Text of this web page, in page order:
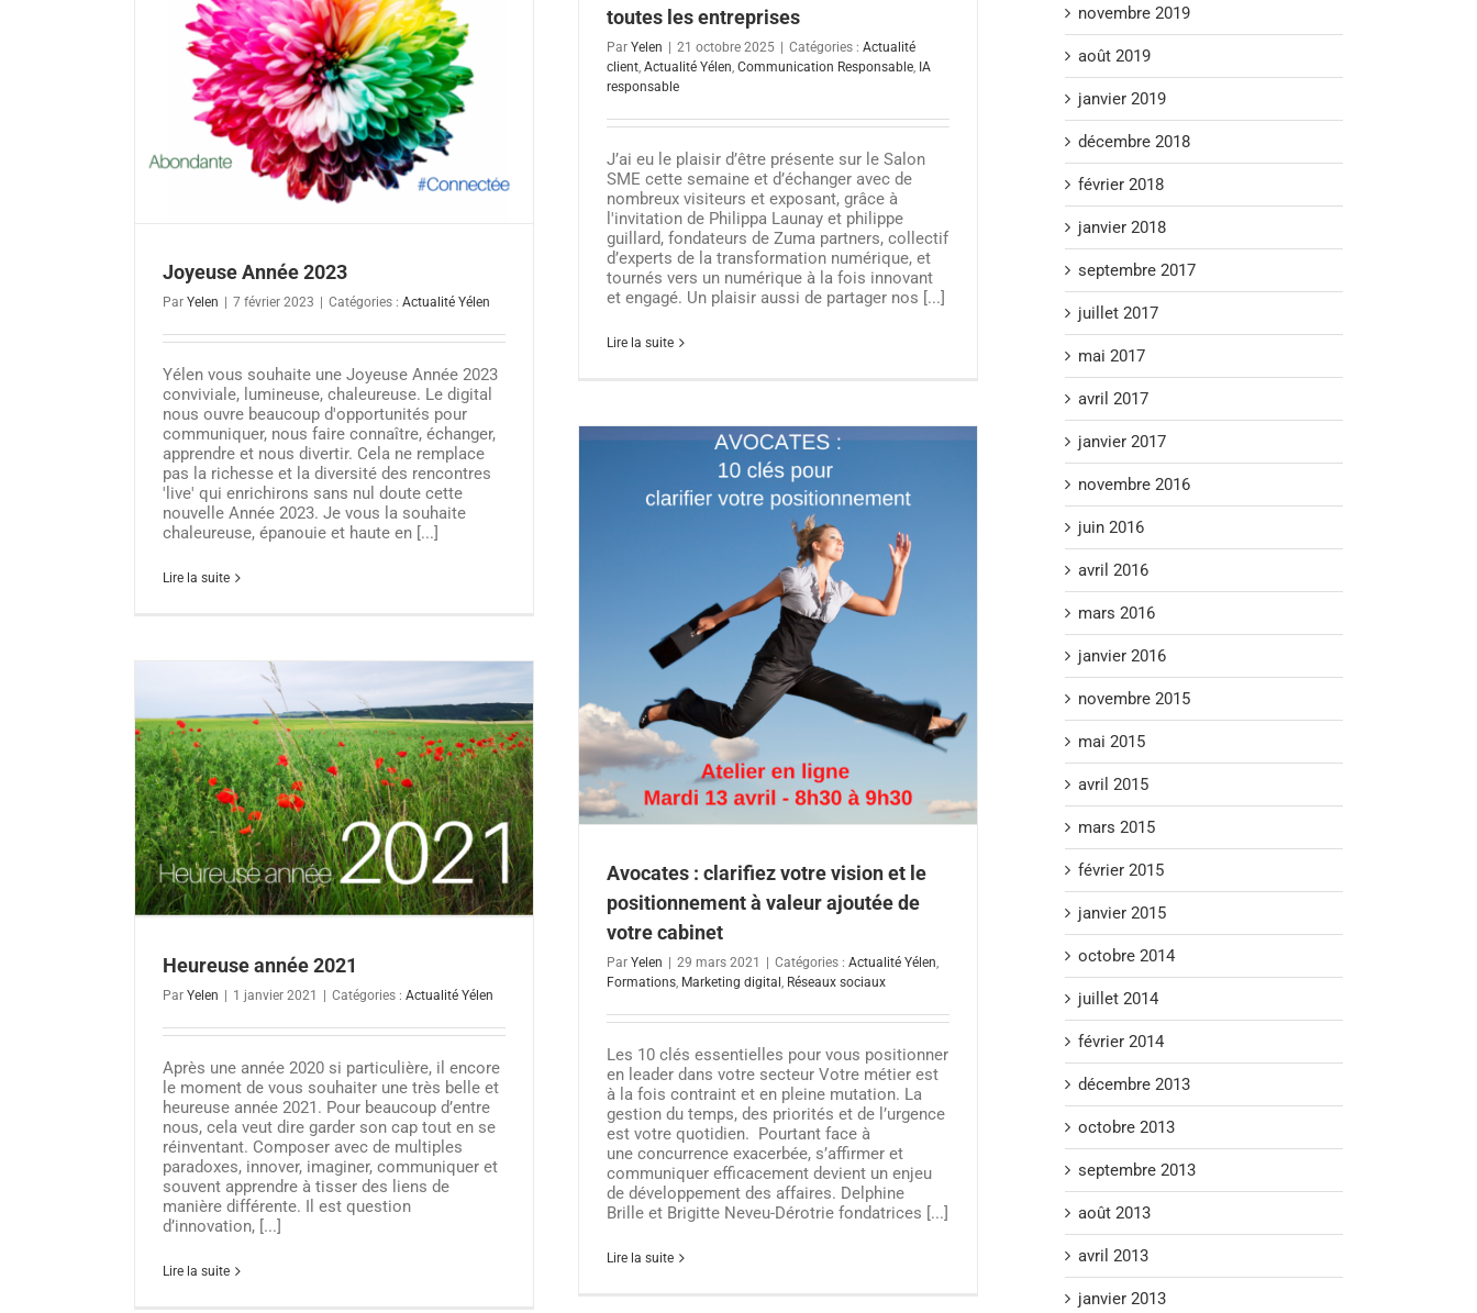
toutes les entreprises
Par Yelen | 21 octobre 2025 | Catégories : Actualité
client Actualité Yélen Communication Responsable IA
responsable
J’ai eu le plaisir d’être présente sur le Salon
SME cette semaine et d’échanger avec de
nombreux visiteurs et exposant, grâce à
l'invitation de Philippa Launay et philippe
guillard, fondateurs de Zuma partners, collectif
d’experts de la transformation numérique, et
tournés vers un numérique à la fois innovant
et engagé. Un plaisir aussi de partager nos [...]
Lire la suite
Joyeuse Année 2023
Par Yelen | 7 février 2023 | Catégories : Actualité Yélen
Yélen vous souhaite une Joyeuse Année 2023
conviviale, lumineuse, chaleureuse. Le digital
nous ouvre beaucoup d'opportunités pour
communiquer, nous faire connaître, échanger,
apprendre et nous divertir. Cela ne remplace
pas la richesse et la diversité des rencontres
'live' qui enrichirons sans nul doute cette
nouvelle Année 2023. Je vous la souhaite
chaleureuse, épanouie et haute en [...]
Lire la suite
Actualité Yélen Formations Marketing digital Réseaux
Avocates : clarifiez votre vision et le
positionnement à valeur ajoutée de
votre cabinet
Par Yelen | 29 mars 2021 | Catégories : Actualité Yélen
Formations Marketing digital Réseaux sociaux
Les 10 clés essentielles pour vous positionner
en leader dans votre secteur Votre métier est
à la fois contraint et en pleine mutation. La
gestion du temps, des priorités et de l’urgence
est votre quotidien. Pourtant face à
une concurrence exacerbée, s’affirmer et
communiquer efficacement devient un enjeu
de développement des affaires. Delphine
Brille et Brigitte Neveu-Dérotrie fondatrices [...]
Lire la suite
Heureuse année 2021
Par Yelen 1 janvier 2021 Catégories : Actualité Yélen
Après une année 2020 si particulière, il encore
le moment de vous souhaiter une très belle et
heureuse année 2021. Pour beaucoup d’entre
nous, cela veut dire garder son cap tout en se
réinventant. Composer avec de multiples
paradoxes, innover, imaginer, communiquer et
souvent apprendre à tisser des liens de
manière différente. Il est question
d’innovation, [...]
Lire la suite
novembre 2019
août 2019
janvier 2019
décembre 2018
février 2018
janvier 2018
septembre 2017
juillet 2017
mai 2017
avril 2017
janvier 2017
novembre 2016
juin 2016
avril 2016
mars 2016
janvier 2016
novembre 2015
mai 2015
avril 2015
mars 2015
février 2015
janvier 2015
octobre 2014
juillet 2014
février 2014
décembre 2013
octobre 2013
septembre 2013
août 2013
avril 2013
janvier 2013